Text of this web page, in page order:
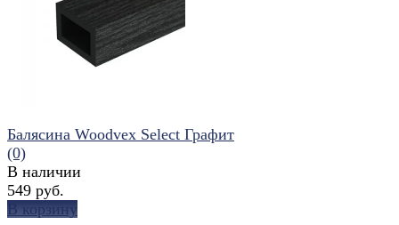
избранное сравнить
Балясина Woodvex Select Графит
(0)
В наличии
549 руб.
В корзину